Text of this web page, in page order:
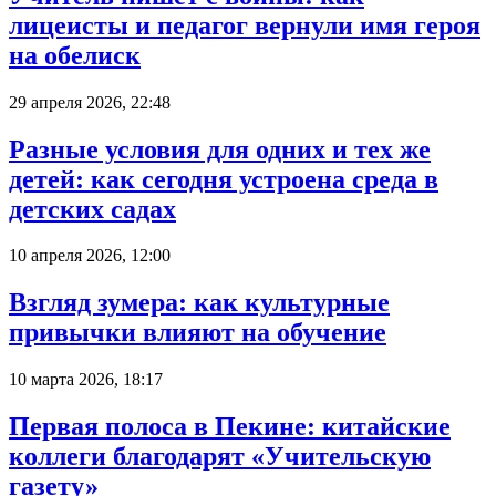
лицеисты и педагог вернули имя героя
на обелиск
29 апреля 2026, 22:48
Разные условия для одних и тех же
детей: как сегодня устроена среда в
детских садах
10 апреля 2026, 12:00
Взгляд зумера: как культурные
привычки влияют на обучение
10 марта 2026, 18:17
Первая полоса в Пекине: китайские
коллеги благодарят «Учительскую
газету»